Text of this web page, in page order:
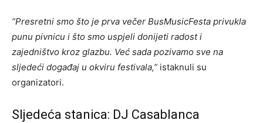
“Presretni smo što je prva večer BusMusicFesta privukla
punu pivnicu i što smo uspjeli donijeti radost i
zajedništvo kroz glazbu. Već sada pozivamo sve na
sljedeći događaj u okviru festivala,” istaknuli su
organizatori.
Sljedeća stanica: DJ Casablanca